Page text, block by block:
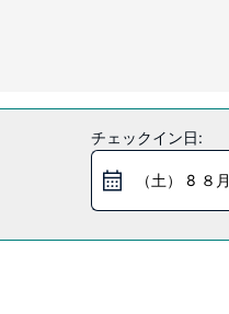
庫 / 冷凍庫、コンロなどの
～ 9:00までお召し上がりいた
チェックイン日:
（土） 8 ８月